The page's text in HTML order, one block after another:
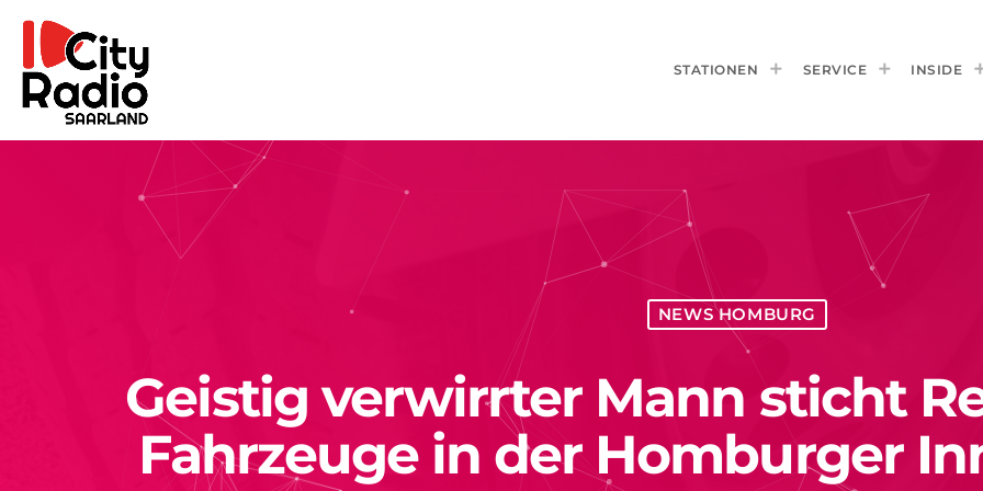
STATIONEN SERVICE INSIDE
NEWS HOMBURG
Geistig verwirrter Mann sticht
Fahrzeuge in der Homburger